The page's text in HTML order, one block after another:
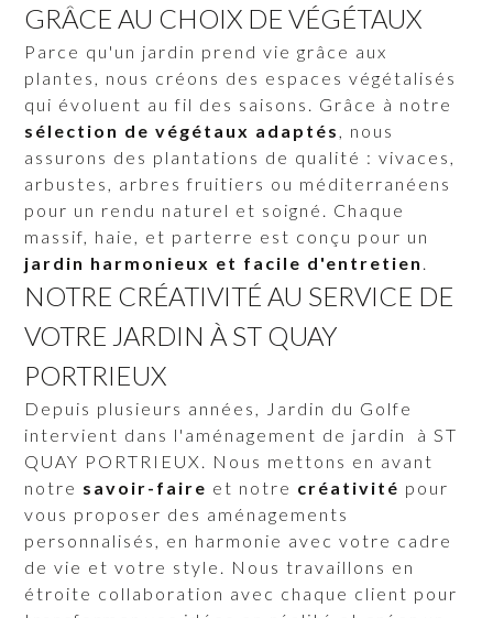
GRÂCE AU CHOIX DE VÉGÉTAUX
Parce qu'un jardin prend vie grâce aux
plantes, nous créons des espaces végétalisés
qui évoluent au fil des saisons. Grâce à notre
sélection de végétaux adaptés , nous
assurons des plantations de qualité : vivaces,
arbustes, arbres fruitiers ou méditerranéens
pour un rendu naturel et soigné. Chaque
massif, haie, et parterre est conçu pour un
jardin harmonieux et facile d'entretien .
NOTRE CRÉATIVITÉ AU SERVICE DE
VOTRE JARDIN À ST QUAY
PORTRIEUX
Depuis plusieurs années, Jardin du Golfe
intervient dans l'aménagement de jardin à ST
QUAY PORTRIEUX. Nous mettons en avant
notre savoir-faire et notre créativité pour
vous proposer des aménagements
personnalisés, en harmonie avec votre cadre
de vie et votre style. Nous travaillons en
étroite collaboration avec chaque client pour